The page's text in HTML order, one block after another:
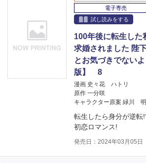
電子専売
試し読みをする
100年後に転生した
求婚されました 陛
とお気づきでない
版】 8
漫画 史々花 ハトリ
原作 一分咲
キャラクター原案 緑川 明
転生したら身分が逆転
初恋ロマンス!
発売日：2024年03月05日